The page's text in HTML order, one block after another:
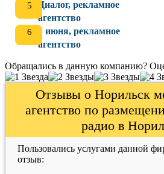
Диалог, рекламное
агентство
1 июня, рекламное
агентство
Обращались в данную компанию?
Отзывы о Норильск
агентство по
радио в
Пользовались услугами данной
отзыв: